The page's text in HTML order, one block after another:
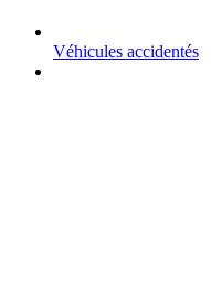
Véhicules accidentés